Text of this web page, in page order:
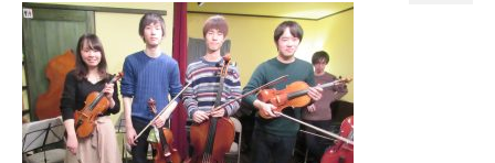
卒業記念演奏会2027
九大フィルとは
九大フィルの歴史
ご寄付のお願い